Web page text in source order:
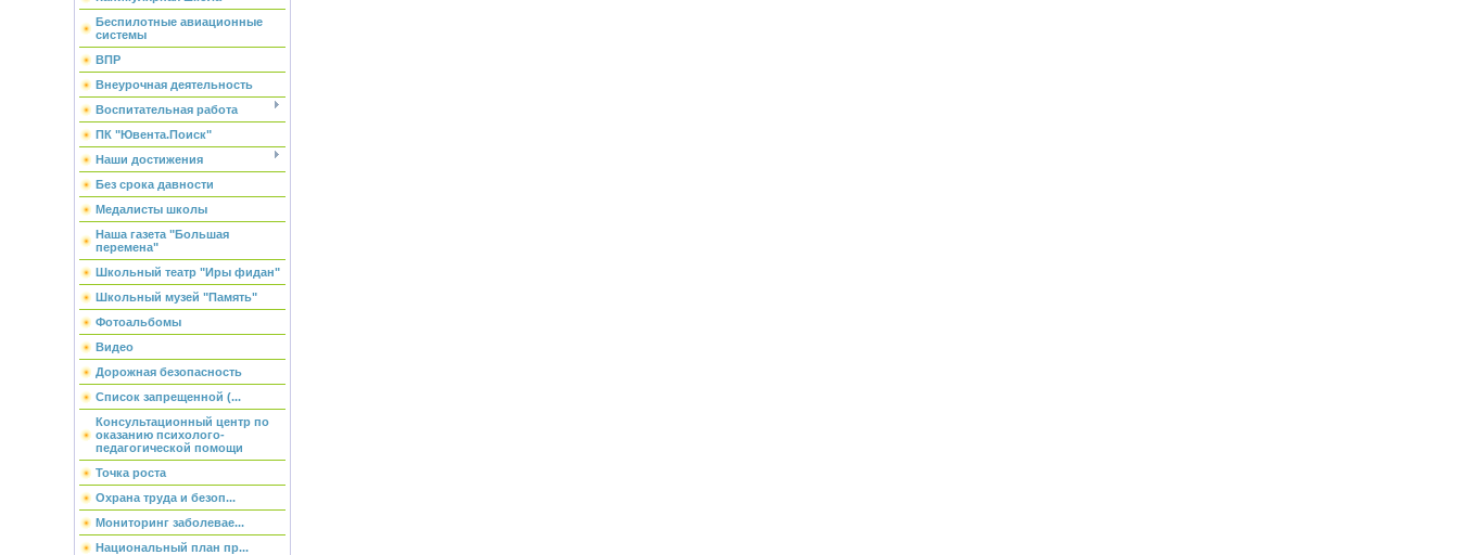
Беспилотные авиационные
системы
ВПР
Внеурочная деятельность
Воспитательная работа
ПК "Ювента.Поиск"
Наши достижения
Без срока давности
Медалисты школы
Наша газета "Большая
перемена"
Школьный театр "Иры фидан"
Школьный музей "Память"
Фотоальбомы
Видео
Дорожная безопасность
Список запрещенной (...
Консультационный центр по
оказанию психолого-
педагогической помощи
Точка роста
Охрана труда и безоп...
Мониторинг заболевае...
Национальный план пр...